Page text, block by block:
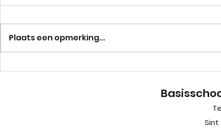
Fijne vakantie!
Plaats een opmerking...
Sint